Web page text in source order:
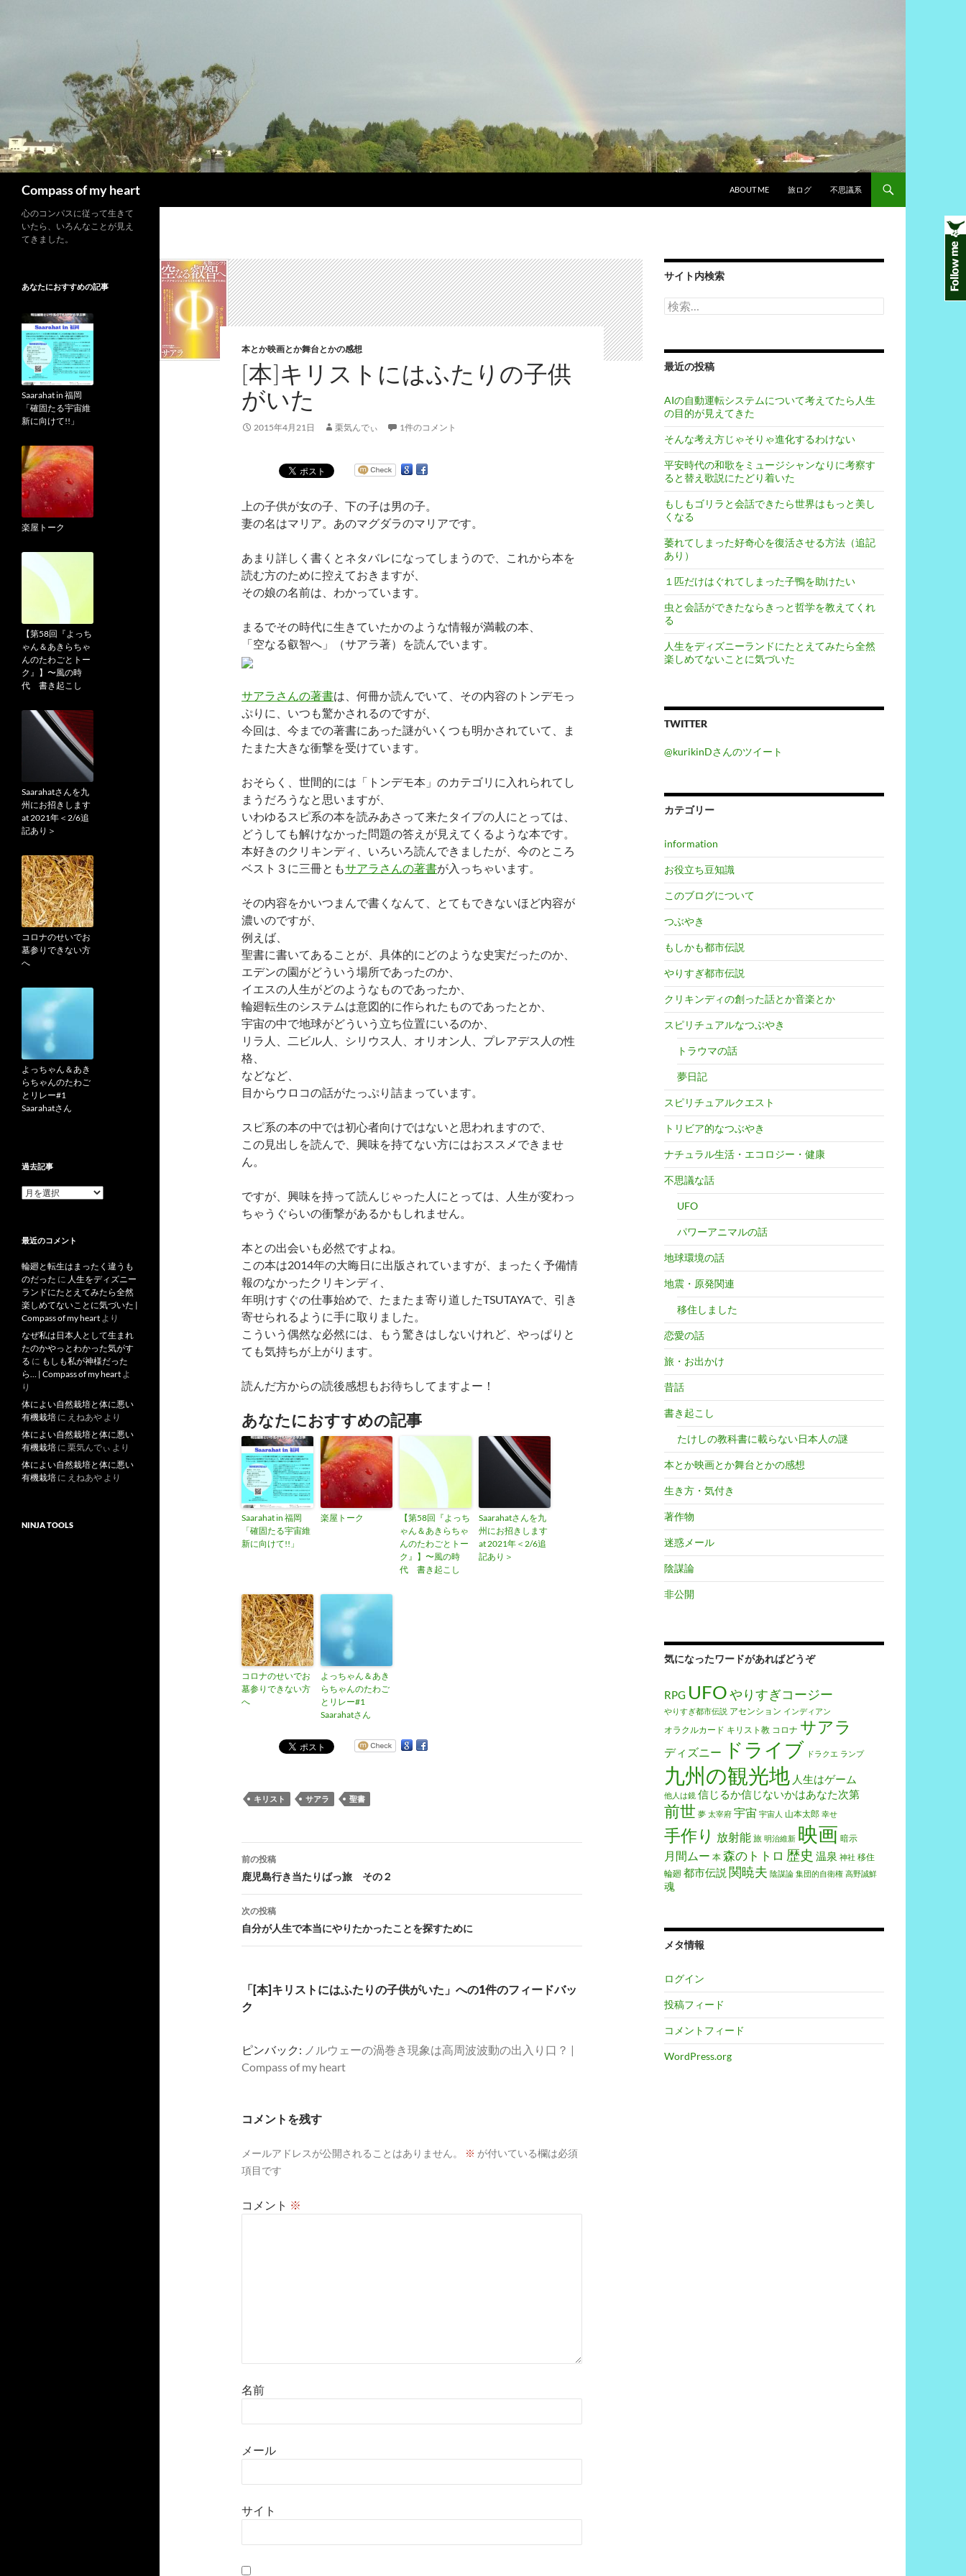
ッ
プ
Compass of my heart ABOUT ME 旅ログ 不思議系
本とか映画とか舞台とかの感想
[本]キリストにはふたりの子供
がいた
2015年4月21日 栗気んでぃ 1件のコメント
上の子供が女の子、下の子は男の子。
妻の名はマリア。あのマグダラのマリアです。
あまり詳しく書くとネタバレになってしまうので、これから本を
読む方のために控えておきますが、
その娘の名前は、わかっています。
まるでその時代に生きていたかのような情報が満載の本、
「空なる叡智へ」（サアラ著）を読んでいます。
サアラさんの著書は、何冊か読んでいて、その内容のトンデモっ
ぷりに、いつも驚かされるのですが、
今回は、今までの著書にあった謎がいくつも明かされていて、ま
たまた大きな衝撃を受けています。
おそらく、世間的には「トンデモ本」のカテゴリに入れられてし
まうだろうなと思いますが、
いわゆるスピ系の本を読みあさって来たタイプの人にとっては、
どうしても解けなかった問題の答えが見えてくるような本です。
本好きのクリキンディ、いろいろ読んできましたが、今のところ
ベスト３に三冊ともサアラさんの著書が入っちゃいます。
その内容をかいつまんで書くなんて、とてもできないほど内容が
濃いのですが、
例えば、
聖書に書いてあることが、具体的にどのような史実だったのか、
エデンの園がどういう場所であったのか、
イエスの人生がどのようなものであったか、
輪廻転生のシステムは意図的に作られたものであったとか、
宇宙の中で地球がどういう立ち位置にいるのか、
リラ人、二ビル人、シリウス人、オリオン人、プレアデス人の性
格、
などなど、
目からウロコの話がたっぷり詰まっています。
スピ系の本の中では初心者向けではないと思われますので、
この見出しを読んで、興味を持てない方にはおススメできませ
ん。
ですが、興味を持って読んじゃった人にとっては、人生が変わっ
ちゃうぐらいの衝撃があるかもしれません。
本との出会いも必然ですよね。
この本は2014年の大晦日に出版されていますが、まったく予備情
報のなかったクリキンディ、
年明けすぐの仕事始めで、たまたま寄り道したTSUTAYAで、引き
寄せられるように手に取りました。
こういう偶然な必然には、もう驚きはしないけれど、やっぱりと
ても気持ちが上がります。
読んだ方からの読後感想もお待ちしてますよー！
あなたにおすすめの記事
Saarahat in 福岡
「確固たる宇宙維
新に向けて!!」
楽屋トーク
【第58回『よっち
ゃん＆あきらちゃ
んのたわごとトー
ク』】〜風の時
代 書き起こし
Saarahatさんを九
州にお招きします
at 2021年＜2/6追
記あり＞
コロナのせいでお
墓参りできない方
へ
よっちゃん＆あき
らちゃんのたわご
とリレー#1
Saarahatさん
キリスト サアラ 聖書
投
稿
ナ
ビ
ゲ
ー
シ
ン
前の投稿
鹿児島行き当たりばっ旅 その２
次の投稿
自分が人生で本当にやりたかったことを探すために
「[本]キリストにはふたりの子供がいた」への1件のフィードバッ
ク
ピンバック: ノルウェーの渦巻き現象は高周波波動の出入り口？ |
Compass of my heart
コメントを残す
メールアドレスが公開されることはありません。 ※ が付いている欄は必須
項目です
コメント ※
名前
メール
サイト
サイト内検索
検
索:
最近の投稿
AIの自動運転システムについて考えてたら人生
の目的が見えてきた
そんな考え方じゃそりゃ進化するわけない
平安時代の和歌をミュージシャンなりに考察す
ると替え歌説にたどり着いた
もしもゴリラと会話できたら世界はもっと美し
くなる
萎れてしまった好奇心を復活させる方法（追記
あり）
１匹だけはぐれてしまった子鴨を助けたい
虫と会話ができたならきっと哲学を教えてくれ
る
人生をディズニーランドにたとえてみたら全然
楽しめてないことに気づいた
TWITTER
@kurikinDさんのツイート
カテゴリー
information
お役立ち豆知識
このブログについて
つぶやき
もしかも都市伝説
やりすぎ都市伝説
クリキンディの創った話とか音楽とか
スピリチュアルなつぶやき
トラウマの話
夢日記
スピリチュアルクエスト
トリビア的なつぶやき
ナチュラル生活・エコロジー・健康
不思議な話
UFO
パワーアニマルの話
地球環境の話
地震・原発関連
移住しました
恋愛の話
旅・お出かけ
昔話
書き起こし
たけしの教科書に載らない日本人の謎
本とか映画とか舞台とかの感想
生き方・気付き
著作物
迷惑メール
陰謀論
非公開
気になったワードがあればどうぞ
RPG UFOやりすぎコージー
やりすぎ都市伝説 アセンション インディアン
オラクルカード キリスト教 コロナ サアラ
ディズニー ドライブ ドラクエ ランプ
九州の観光地 人生はゲーム
他人は鏡 信じるか信じないかはあなた次第
前世 夢 太宰府 宇宙 宇宙人 山本太郎 幸せ
手作り 放射能 旅 明治維新 映画 暗示
月間ムー 本 森のトトロ 歴史 温泉 神社 移住
輪廻 都市伝説 関暁夫 陰謀論 集団的自衛権 高野誠鮮
魂
メタ情報
ログイン
投稿フィード
コメントフィード
WordPress.org
心のコンパスに従って生きて
いたら、いろんなことが見え
てきました。
あなたにおすすめの記事
Saarahat in 福岡
「確固たる宇宙維
新に向けて!!」
楽屋トーク
【第58回『よっち
ゃん＆あきらちゃ
んのたわごとトー
ク』】〜風の時
代 書き起こし
Saarahatさんを九
州にお招きします
at 2021年＜2/6追
記あり＞
コロナのせいでお
墓参りできない方
へ
よっちゃん＆あき
らちゃんのたわご
とリレー#1
Saarahatさん
過去記事
過
最近のコメント
輪廻と転生はまったく違うも
のだった に 人生をディズニー
ランドにたとえてみたら全然
楽しめてないことに気づいた |
Compass of my heart より
なぜ私は日本人として生まれ
たのかやっとわかった気がす
る に もしも私が神様だった
ら… | Compass of my heart よ
り
体によい自然栽培と体に悪い
有機栽培 に えねあや より
体によい自然栽培と体に悪い
有機栽培 に 栗気んでぃ より
体によい自然栽培と体に悪い
有機栽培 に えねあや より
NINJA TOOLS